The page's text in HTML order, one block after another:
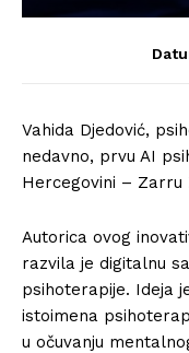
Vahida Djedović,
nedavno, prvu AI
Hercegovini – Zarru
Autorica ovog
razvila je digitalnu
psihoterapije. Ideja
istoimena
u očuvanju